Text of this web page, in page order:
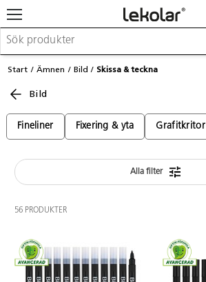
Möbler & inredning
Skapa
Lära
Barnvagnar & småbarnsartiklar
Kontakta Lekolar
Start Ämnen Bild Skissa & teckna
Bild
Fineliner Fixering & yta Grafitkritor
Alla filter
56 PRODUKTER